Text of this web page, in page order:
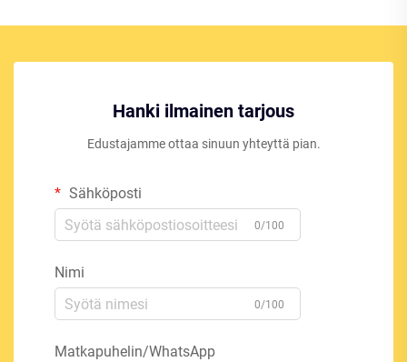
Hanki ilmainen tarjous
Edustajamme ottaa sinuun yhteyttä pian.
Sähköposti
0/100
Nimi
0/100
Matkapuhelin/WhatsApp